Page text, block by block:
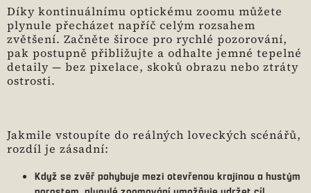
Díky kontinuálnímu optickému zoomu můžete
plynule přecházet napříč celým rozsahem
zvětšení. Začněte široce pro rychlé pozorování,
pak postupně přibližujte a odhalte jemné tepelné
detaily — bez pixelace, skoků obrazu nebo ztráty
ostrosti.
Jakmile vstoupíte do reálných loveckých scénářů,
rozdíl je zásadní:
Když se zvěř pohybuje mezi otevřenou krajinou a hustým